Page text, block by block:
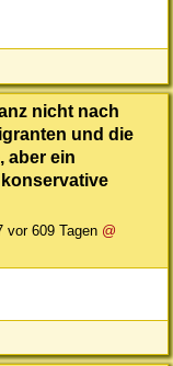
nicht nach
und die
aber ein
vor 609 Tagen @